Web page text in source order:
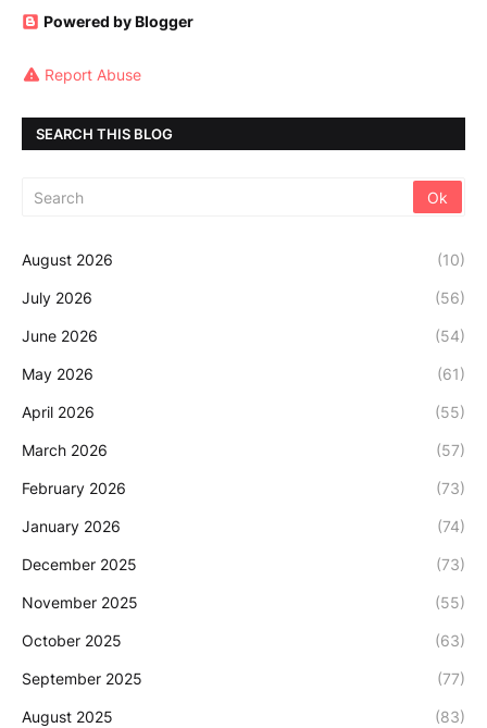
Powered by Blogger
Report Abuse
SEARCH THIS BLOG
August 2026 (10)
July 2026 (56)
June 2026 (54)
May 2026 (61)
April 2026 (55)
March 2026 (57)
February 2026 (73)
January 2026 (74)
December 2025 (73)
November 2025 (55)
October 2025 (63)
September 2025 (77)
August 2025 (83)